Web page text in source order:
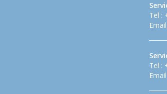
Tel :
Tel :